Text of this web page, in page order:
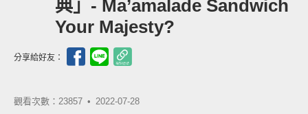
典」- Ma’amalade Sandwich
Your Majesty?
分享給好友：
觀看次數：23857 • 2022-07-28